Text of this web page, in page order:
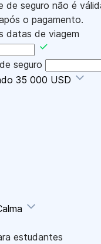
de seguro não é
o pagamento.
datas de viagem
seguro
35 000 USD
estudantes